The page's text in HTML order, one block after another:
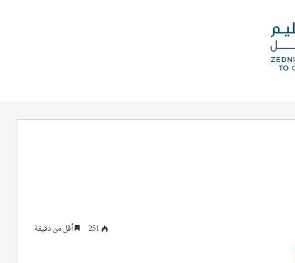
251 أقل من دقيقة